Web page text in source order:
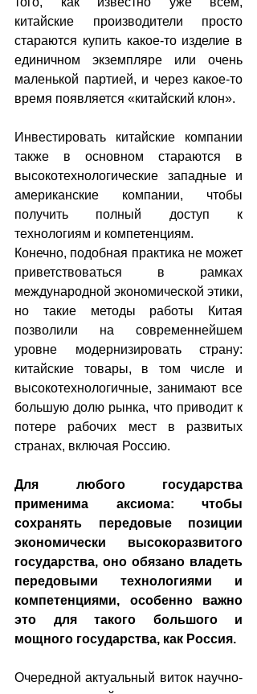
китайские производители просто
стараются купить какое-то изделие в
единичном экземпляре или очень
маленькой партией, и через какое-то
время появляется «китайский клон».
Инвестировать китайские компании
также в основном стараются в
высокотехнологические западные и
американские компании, чтобы
получить полный доступ к
технологиям и компетенциям.
Конечно, подобная практика не может
приветствоваться в рамках
международной экономической этики,
но такие методы работы Китая
позволили на современнейшем
уровне модернизировать страну:
китайские товары, в том числе и
высокотехнологичные, занимают все
большую долю рынка, что приводит к
потере рабочих мест в развитых
странах, включая Россию.
Для любого государства
применима аксиома: чтобы
сохранять передовые позиции
экономически высокоразвитого
государства, оно обязано владеть
передовыми технологиями и
компетенциями, особенно важно
это для такого большого и
мощного государства, как Россия.
Очередной актуальный виток научно-